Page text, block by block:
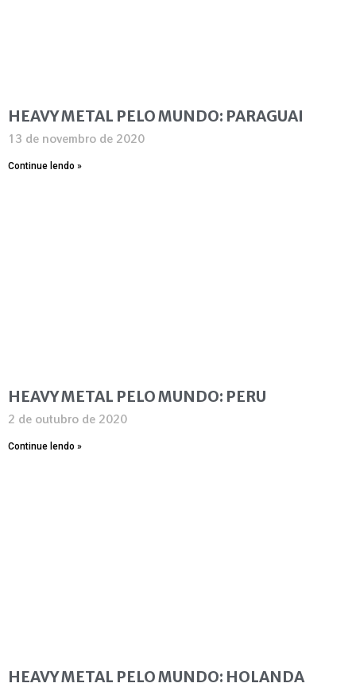
HEAVY METAL PELO MUNDO: PARAGUAI
13 de novembro de 2020
Continue lendo »
HEAVY METAL PELO MUNDO: PERU
2 de outubro de 2020
Continue lendo »
HEAVY METAL PELO MUNDO: HOLANDA